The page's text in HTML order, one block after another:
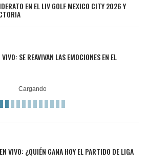
EN EL LIV GOLF MEXICO CITY 2026 Y
SE REAVIVAN LAS EMOCIONES EN EL
VIVO: ¿QUIÉN GANA HOY EL PARTIDO DE LIGA